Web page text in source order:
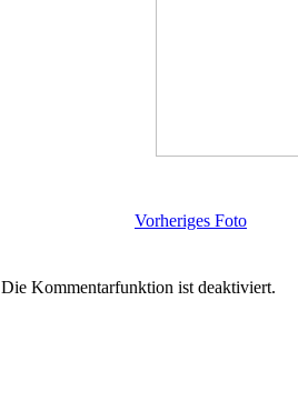
Vorheriges Foto
Die Kommentarfunktion ist deaktiviert.